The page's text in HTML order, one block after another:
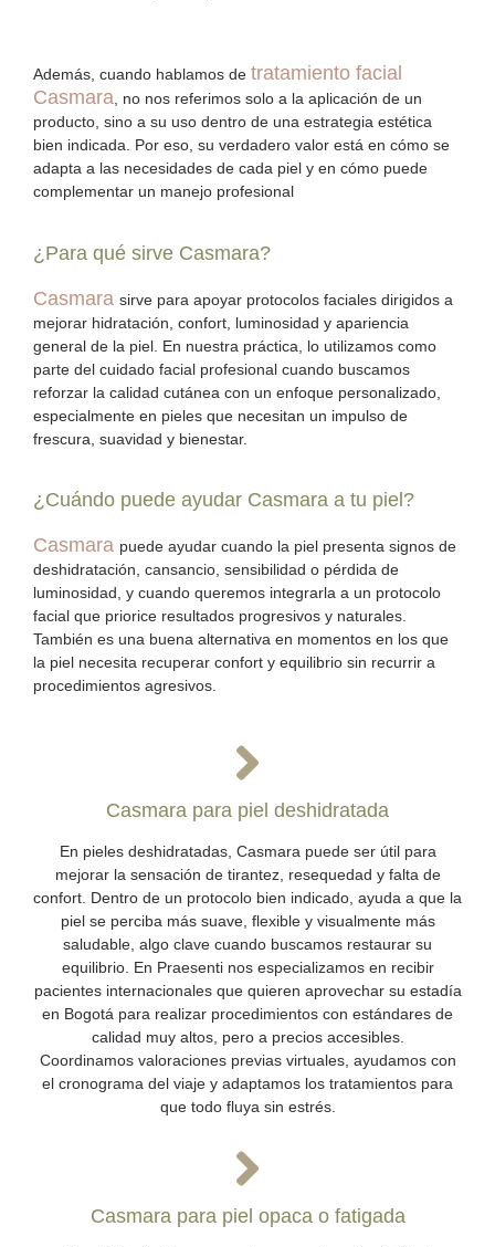
Además, cuando hablamos de tratamiento facial
Casmara , no nos referimos solo a la aplicación de un
producto, sino a su uso dentro de una estrategia estética
bien indicada. Por eso, su verdadero valor está en cómo se
adapta a las necesidades de cada piel y en cómo puede
complementar un manejo profesional
¿Para qué sirve Casmara?
Casmara sirve para apoyar protocolos faciales dirigidos a
mejorar hidratación, confort, luminosidad y apariencia
general de la piel. En nuestra práctica, lo utilizamos como
parte del cuidado facial profesional cuando buscamos
reforzar la calidad cutánea con un enfoque personalizado,
especialmente en pieles que necesitan un impulso de
frescura, suavidad y bienestar.
¿Cuándo puede ayudar Casmara a tu piel?
Casmara puede ayudar cuando la piel presenta signos de
deshidratación, cansancio, sensibilidad o pérdida de
luminosidad, y cuando queremos integrarla a un protocolo
facial que priorice resultados progresivos y naturales.
También es una buena alternativa en momentos en los que
la piel necesita recuperar confort y equilibrio sin recurrir a
procedimientos agresivos.
Casmara para piel deshidratada
En pieles deshidratadas, Casmara puede ser útil para
mejorar la sensación de tirantez, resequedad y falta de
confort. Dentro de un protocolo bien indicado, ayuda a que la
piel se perciba más suave, flexible y visualmente más
saludable, algo clave cuando buscamos restaurar su
equilibrio. En Praesenti nos especializamos en recibir
pacientes internacionales que quieren aprovechar su estadía
en Bogotá para realizar procedimientos con estándares de
calidad muy altos, pero a precios accesibles.
Coordinamos valoraciones previas virtuales, ayudamos con
el cronograma del viaje y adaptamos los tratamientos para
que todo fluya sin estrés.
Casmara para piel opaca o fatigada